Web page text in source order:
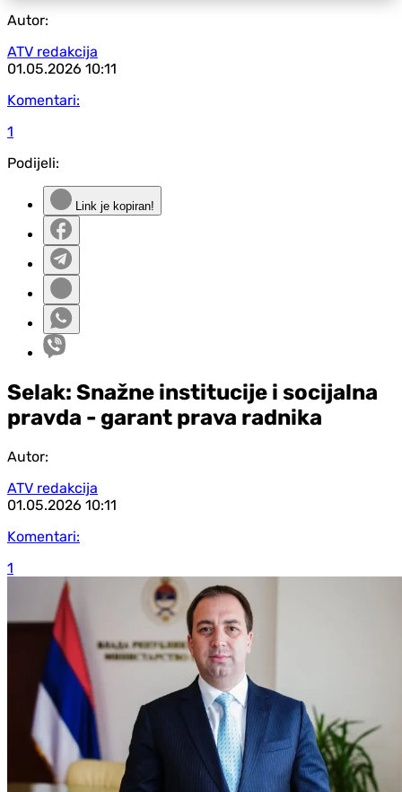
Autor:
ATV redakcija
01.05.2026 10:11
Komentari:
1
Podijeli:
Link je kopiran!
Selak: Snažne institucije i socijalna
pravda - garant prava radnika
Autor:
ATV redakcija
01.05.2026 10:11
Komentari:
1